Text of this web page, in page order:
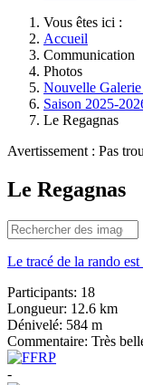
Vous êtes ici :
Accueil
Communication
Photos
Nouvelle Galerie
Saison 2025-
Le Regagnas
Avertissement : Pas
Le Regagnas
Le tracé de la rando est
Participants: 18
Longueur: 12.6 km
Dénivelé: 584 m
Commentaire: Très
-